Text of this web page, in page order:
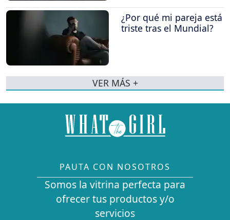
¿Por qué mi pareja está
triste tras el Mundial?
VER MÁS +
PAUTA CON NOSOTROS
Somos la vitrina perfecta para
ofrecer tus productos y/o
servicios